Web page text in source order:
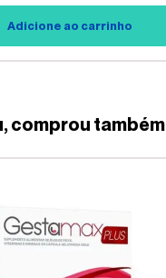
Adicione ao carrinho
comprou também